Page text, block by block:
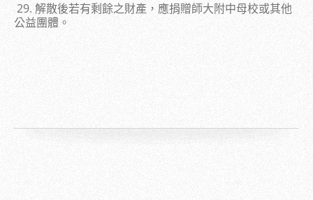
29. 解散後若有剩餘之財產，應捐贈師大附中母校或其他
公益團體。